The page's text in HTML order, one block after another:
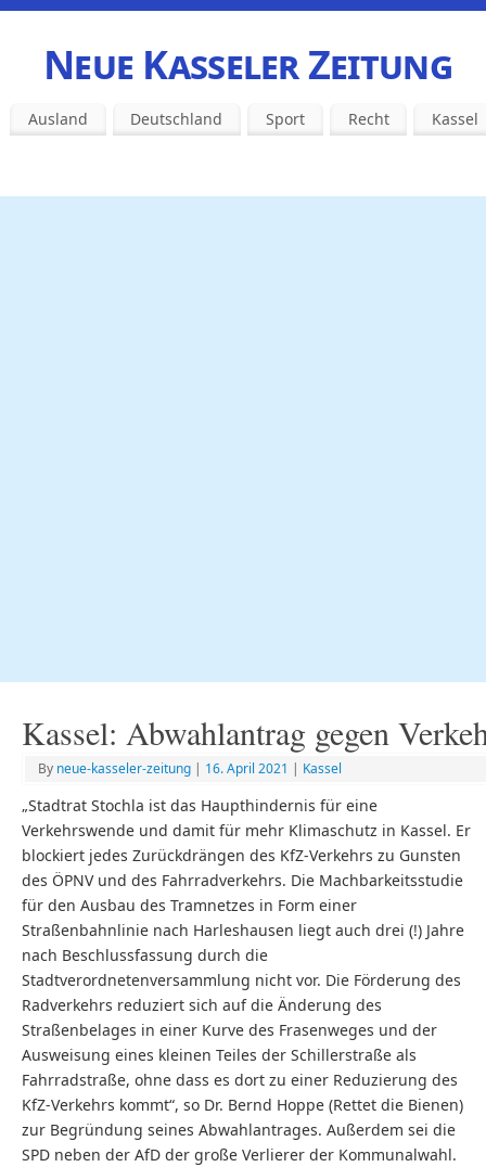
Neue Kasseler Zeitung
Ausland Deutschland Sport Recht Kassel
Kassel: Abwahlantrag gegen
By neue-kasseler-zeitung | 16. April 2021 | Kassel
„Stadtrat Stochla ist das Haupthindernis für eine
Verkehrswende und damit für mehr Klimaschutz in Kassel. Er
blockiert jedes Zurückdrängen des KfZ-Verkehrs zu Gunsten
des ÖPNV und des Fahrradverkehrs. Die Machbarkeitsstudie
für den Ausbau des Tramnetzes in Form einer
Straßenbahnlinie nach Harleshausen liegt auch drei (!) Jahre
nach Beschlussfassung durch die
Stadtverordnetenversammlung nicht vor. Die Förderung des
Radverkehrs reduziert sich auf die Änderung des
Straßenbelages in einer Kurve des Frasenweges und der
Ausweisung eines kleinen Teiles der Schillerstraße als
Fahrradstraße, ohne dass es dort zu einer Reduzierung des
KfZ-Verkehrs kommt“, so Dr. Bernd Hoppe (Rettet die Bienen)
zur Begründung seines Abwahlantrages. Außerdem sei die
SPD neben der AfD der große Verlierer der Kommunalwahl.